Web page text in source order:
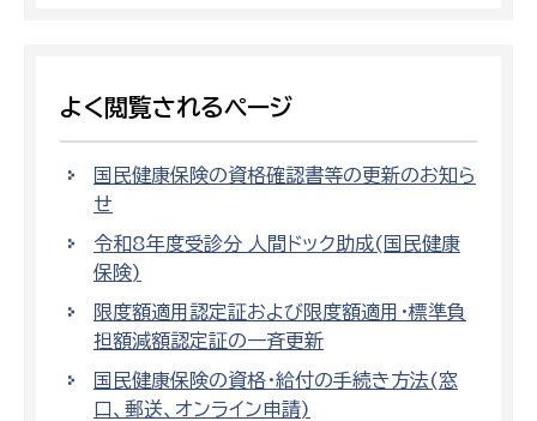
よく閲覧されるページ
国民健康保険の資格確認書等の更新のお知ら
せ
令和8年度受診分 人間ドック助成(国民健康
保険)
限度額適用認定証および限度額適用・標準負
担額減額認定証の一斉更新
国民健康保険の資格・給付の手続き方法(窓
口、郵送、オンライン申請)